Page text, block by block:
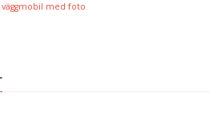
väggmobil med foto